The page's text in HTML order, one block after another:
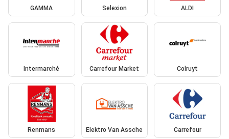
GAMMA Selexion ALDI
Intermarché Carrefour Market Colruyt
Renmans Elektro Van Assche Carrefour